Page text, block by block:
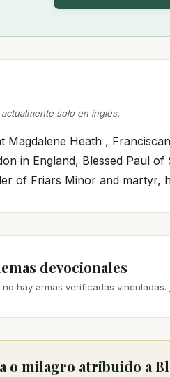
solo en inglés.
Magdalene Heath ,
in England, Blessed Paul of
of Friars Minor and martyr,
devocionales
hay armas verificadas vinculadas.
o milagro atribuido a